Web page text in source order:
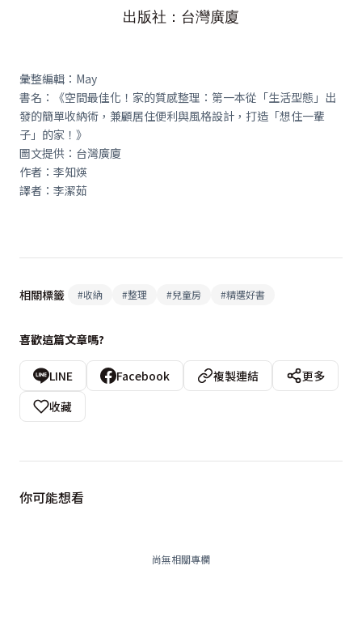
出版社：台灣廣廈
彙整編輯：May
書名：《空間最佳化！家的質感整理：第一本從「生活型態」出
發的簡單收納術，兼顧居住便利與風格設計，打造「想住一輩
子」的家！》
圖文提供：台灣廣廈
作者：李知煐
譯者：李潔茹
相關標籤 #收納 #整理 #兒童房 #精選好書
喜歡這篇文章嗎?
LINE Facebook 複製連結
更多
收藏
你可能想看
尚無相關專欄